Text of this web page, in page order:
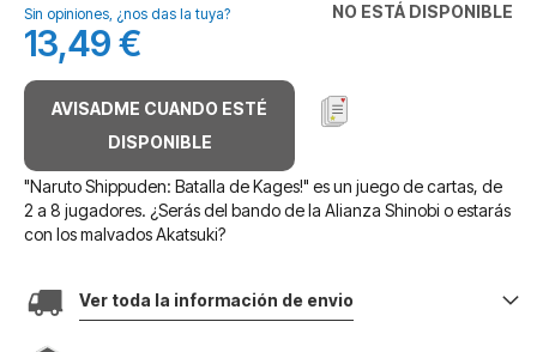
galería
de
imágenes
NO ESTÁ DISPONIBLE
Sin opiniones, ¿nos das la tuya?
13,49 €
AVISADME CUANDO ESTÉ
DISPONIBLE
"Naruto Shippuden: Batalla de Kages!" es un juego de cartas, de
2 a 8 jugadores. ¿Serás del bando de la Alianza Shinobi o estarás
con los malvados Akatsuki?
Ver toda la información de envio